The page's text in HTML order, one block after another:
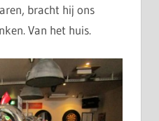
bracht hij ons
Van het huis.